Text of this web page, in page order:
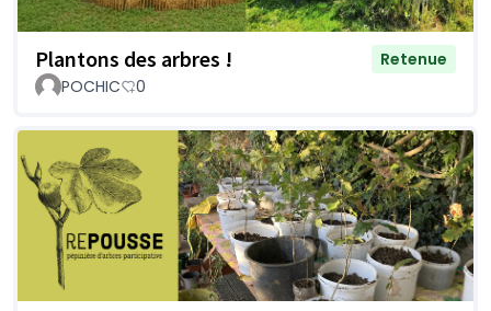
Plantons des arbres !
Retenue
POCHIC
0